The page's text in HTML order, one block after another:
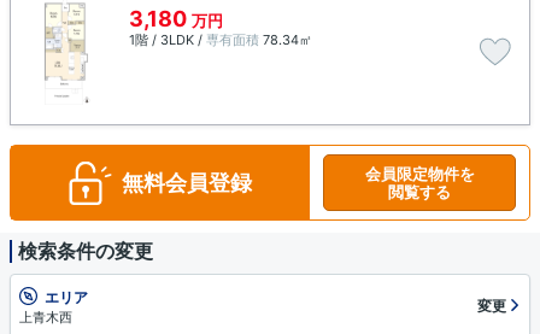
3,180 万円
1階 / 3LDK / 専有面積 78.34㎡
無料会員登録
会員限定物件を
閲覧する
検索条件の変更
エリア
上青木西
変更